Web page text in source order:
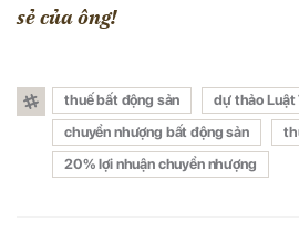
sẻ của ông!
thuế bất động sản
dự thảo Luật
chuyển nhượng bất động sản
20% lợi nhuận chuyển nhượng